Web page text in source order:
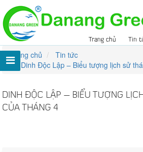
Trang chủ Tin
Trang chủ
Tin tức
Dinh Độc Lập – Biểu tượng lịch sử
DINH ĐỘC LẬP – BIỂU TƯỢNG
CỦA THÁNG 4